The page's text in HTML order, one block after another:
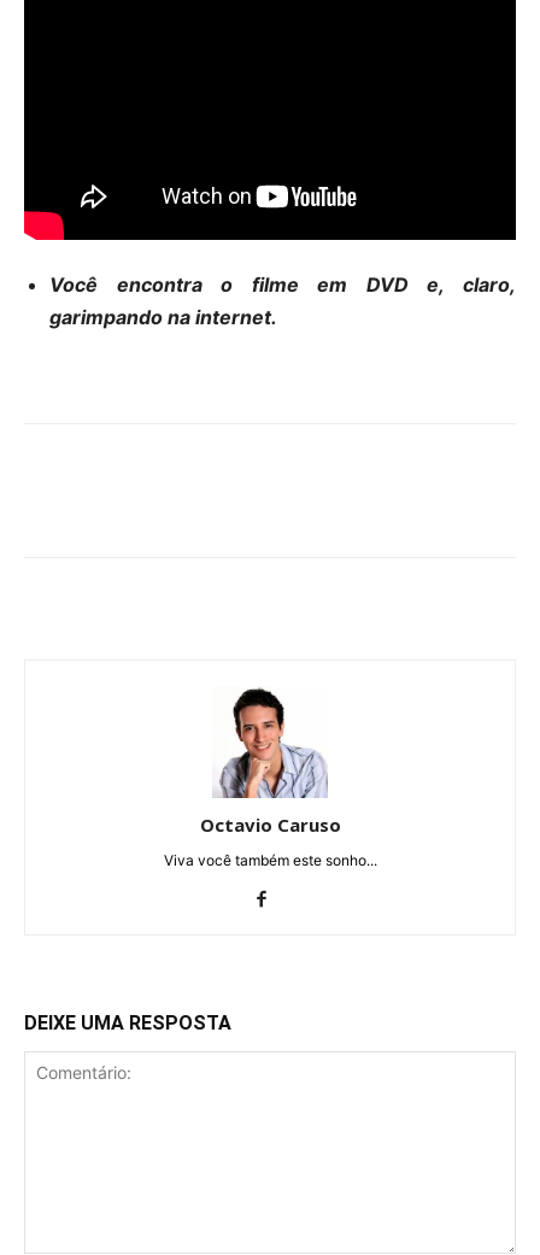
Você encontra o filme em DVD e, claro,
garimpando na internet.
Octavio Caruso
Viva você também este sonho...
DEIXE UMA RESPOSTA